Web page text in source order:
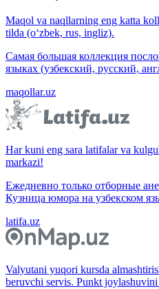
Maqol va naqllarning eng katta
tilda (o‘zbek, rus, ingliz).
Самая большая коллекция
языках (узбекский, русский,
maqollar.uz
Har kuni eng sara latifalar va
markazi!
Ежедневно только отборные
Кузница юмора на узбекском
latifa.uz
Valyutani yuqori kursda
beruvchi servis. Punkt joylashuvini